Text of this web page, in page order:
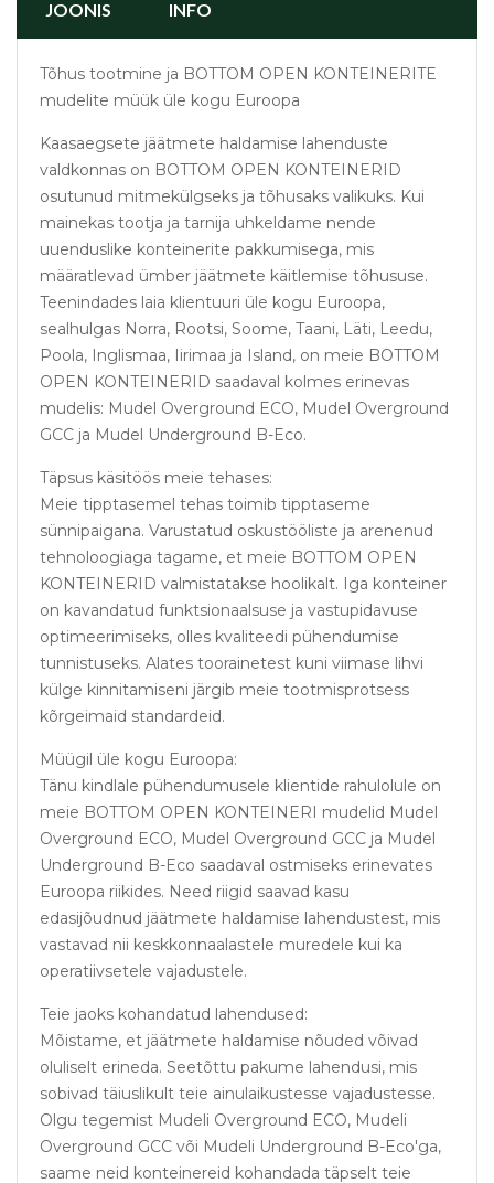
JOONIS INFO
Tõhus tootmine ja BOTTOM OPEN KONTEINERITE
mudelite müük üle kogu Euroopa
Kaasaegsete jäätmete haldamise lahenduste
valdkonnas on BOTTOM OPEN KONTEINERID
osutunud mitmekülgseks ja tõhusaks valikuks. Kui
mainekas tootja ja tarnija uhkeldame nende
uuenduslike konteinerite pakkumisega, mis
määratlevad ümber jäätmete käitlemise tõhususe.
Teenindades laia klientuuri üle kogu Euroopa,
sealhulgas Norra, Rootsi, Soome, Taani, Läti, Leedu,
Poola, Inglismaa, Iirimaa ja Island, on meie BOTTOM
OPEN KONTEINERID saadaval kolmes erinevas
mudelis: Mudel Overground ECO, Mudel Overground
GCC ja Mudel Underground B-Eco.
Täpsus käsitöös meie tehases:
Meie tipptasemel tehas toimib tipptaseme
sünnipaigana. Varustatud oskustööliste ja arenenud
tehnoloogiaga tagame, et meie BOTTOM OPEN
KONTEINERID valmistatakse hoolikalt. Iga konteiner
on kavandatud funktsionaalsuse ja vastupidavuse
optimeerimiseks, olles kvaliteedi pühendumise
tunnistuseks. Alates toorainetest kuni viimase lihvi
külge kinnitamiseni järgib meie tootmisprotsess
kõrgeimaid standardeid.
Müügil üle kogu Euroopa:
Tänu kindlale pühendumusele klientide rahulolule on
meie BOTTOM OPEN KONTEINERI mudelid Mudel
Overground ECO, Mudel Overground GCC ja Mudel
Underground B-Eco saadaval ostmiseks erinevates
Euroopa riikides. Need riigid saavad kasu
edasijõudnud jäätmete haldamise lahendustest, mis
vastavad nii keskkonnaalastele muredele kui ka
operatiivsetele vajadustele.
Teie jaoks kohandatud lahendused:
Mõistame, et jäätmete haldamise nõuded võivad
oluliselt erineda. Seetõttu pakume lahendusi, mis
sobivad täiuslikult teie ainulaikustesse vajadustesse.
Olgu tegemist Mudeli Overground ECO, Mudeli
Overground GCC või Mudeli Underground B-Eco'ga,
saame neid konteinereid kohandada täpselt teie